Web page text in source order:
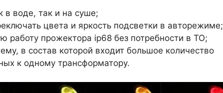
в воде, так и на суше;
цвета и яркость подсветки в авторежиме;
работу прожектора ip68 без потребности в ТО;
в состав которой входит большое количество
к одному трансформатору.